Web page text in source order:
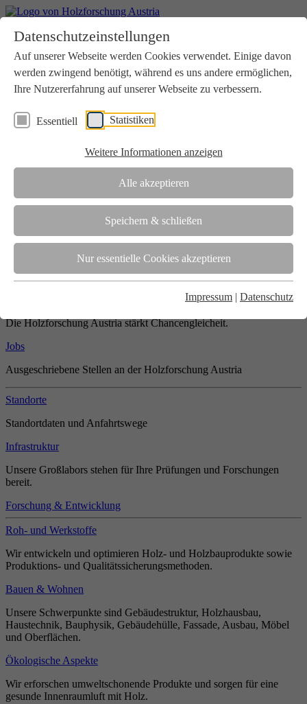
Datenschutzeinstellungen
Auf unserer Webseite werden Cookies verwendet. Einige davon
werden zwingend benötigt, während es uns andere ermöglichen,
Ihre Nutzererfahrung auf unserer Webseite zu verbessern.
Essentiell Statistiken
Weitere Informationen anzeigen
Alle akzeptieren
Speichern & schließen
Nur essentielle Cookies akzeptieren
Impressum | Datenschutz
Aktuelles
Downloads
Kontakt
Login
Verein
Wir unterstützen die Interessen der Holzbranche in enger
Zusammenarbeit mit Wissenschaft und Wirtschaft.
Die Holzforschung Austria ist akkreditierte Prüf-, Inspektions- und
Team
Unsere gesamte Kompetenz ist in unseren Mitarbeiter:innen
gebündelt
Die Holzforschung Austria stärkt Chancengleicheit.
Jobs
Ausgeschriebene Stellen an der Holzforschung Austria
Standorte
Standortdaten und Anfahrtswege
Infrastruktur
Unsere Großlabors stehen für Ihre Prüfungen und Forschungen
bereit.
Forschung & Entwicklung
Roh- und Werkstoffe
Wir entwickeln und optimieren Holz- und Holzbauprodukte sowie
Produktions- und Qualitätssicherungsmethoden.
Bauen & Wohnen
Unsere Schwerpunkte sind Gebäudestruktur, Holzhausbau,
Haustechnik, Bauphysik, Gebäudehülle, Fassade, Ausbau, Möbel
und Oberflächen.
Ökologische Aspekte
Wir erforschen umweltschonende Produkte und sorgen für eine
gesunde Innenraumluft mit Holz.